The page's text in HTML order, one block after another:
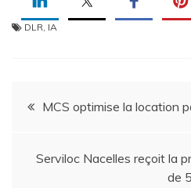
DLR, IA
Navigation
MCS optimise la location
Serviloc Nacelles reçoit la
de